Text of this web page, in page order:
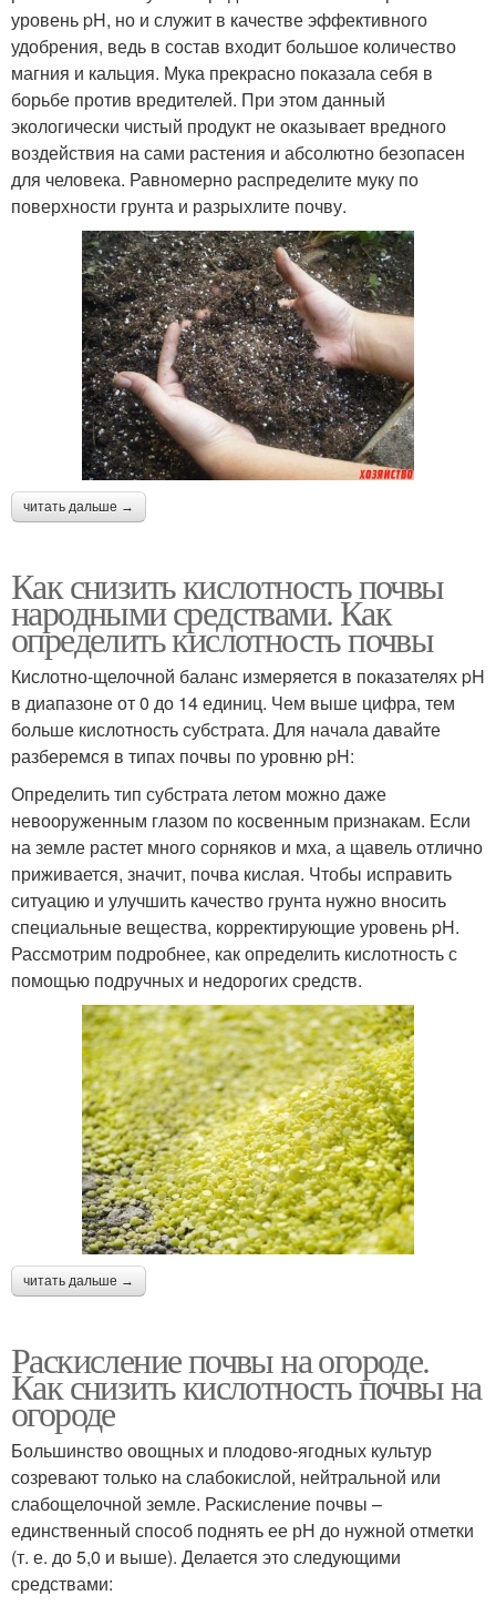
уровень pH, но и служит в качестве эффективного
удобрения, ведь в состав входит большое количество
магния и кальция. Мука прекрасно показала себя в
борьбе против вредителей. При этом данный
экологически чистый продукт не оказывает вредного
воздействия на сами растения и абсолютно безопасен
для человека. Равномерно распределите муку по
поверхности грунта и разрыхлите почву.
читать дальше →
Как снизить кислотность почвы
народными средствами. Как
определить кислотность почвы
Кислотно-щелочной баланс измеряется в показателях pH
в диапазоне от 0 до 14 единиц. Чем выше цифра, тем
больше кислотность субстрата. Для начала давайте
разберемся в типах почвы по уровню pH:
Определить тип субстрата летом можно даже
невооруженным глазом по косвенным признакам. Если
на земле растет много сорняков и мха, а щавель отлично
приживается, значит, почва кислая. Чтобы исправить
ситуацию и улучшить качество грунта нужно вносить
специальные вещества, корректирующие уровень pH.
Рассмотрим подробнее, как определить кислотность с
помощью подручных и недорогих средств.
читать дальше →
Раскисление почвы на огороде.
Как снизить кислотность почвы на
огороде
Большинство овощных и плодово-ягодных культур
созревают только на слабокислой, нейтральной или
слабощелочной земле. Раскисление почвы –
единственный способ поднять ее рН до нужной отметки
(т. е. до 5,0 и выше). Делается это следующими
средствами: